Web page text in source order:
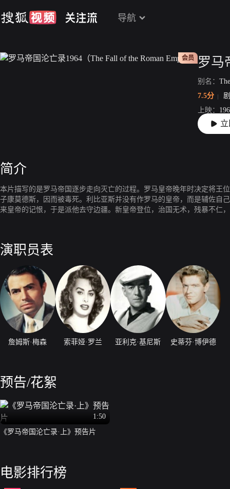
导航
会员
别名：
7.5分
上映：
片长：
简介
本片描写的是罗马帝国逐步走向灭亡的过程。罗马皇帝晚年时决定将王
子康莫德斯，因而被毒死。利比亚斯并没有作罗马的皇帝，而是辅佐自
来皇帝的记恨，于是派他去守边疆。新皇帝登位，治国无术，残暴不仁
演职员表
詹姆斯·梅森 索菲娅·罗兰 亚利克·基尼斯 史蒂芬·博伊德
预告/花絮
1:50
《罗马帝国沦亡录·上》预告片
电影排行榜